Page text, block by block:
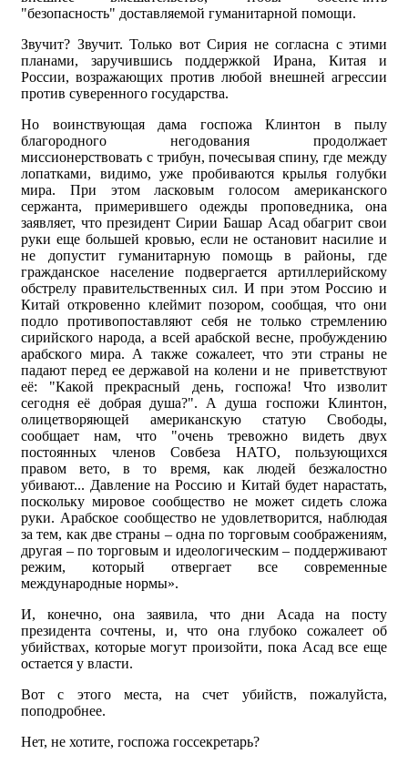
"безопасность" доставляемой гуманитарной помощи.
Звучит? Звучит. Только вот Сирия не согласна с этими
планами, заручившись поддержкой Ирана, Китая и
России, возражающих против любой внешней агрессии
против суверенного государства.
Но воинствующая дама госпожа Клинтон в пылу
благородного негодования продолжает
миссионерствовать с трибун, почесывая спину, где между
лопатками, видимо, уже пробиваются крылья голубки
мира. При этом ласковым голосом американского
сержанта, примерившего одежды проповедника, она
заявляет, что президент Сирии Башар Асад обагрит свои
руки еще большей кровью, если не остановит насилие и
не допустит гуманитарную помощь в районы, где
гражданское население подвергается артиллерийскому
обстрелу правительственных сил. И при этом Россию и
Китай откровенно клеймит позором, сообщая, что они
подло противопоставляют себя не только стремлению
сирийского народа, а всей арабской весне, пробуждению
арабского мира. А также сожалеет, что эти страны не
падают перед ее державой на колени и не приветствуют
её: "Какой прекрасный день, госпожа! Что изволит
сегодня её добрая душа?". А душа госпожи Клинтон,
олицетворяющей американскую статую Свободы,
сообщает нам, что "очень тревожно видеть двух
постоянных членов Совбеза НАТО, пользующихся
правом вето, в то время, как людей безжалостно
убивают... Давление на Россию и Китай будет нарастать,
поскольку мировое сообщество не может сидеть сложа
руки. Арабское сообщество не удовлетворится, наблюдая
за тем, как две страны – одна по торговым соображениям,
другая – по торговым и идеологическим – поддерживают
режим, который отвергает все современные
международные нормы».
И, конечно, она заявила, что дни Асада на посту
президента сочтены, и, что она глубоко сожалеет об
убийствах, которые могут произойти, пока Асад все еще
остается у власти.
Вот с этого места, на счет убийств, пожалуйста,
поподробнее.
Нет, не хотите, госпожа госсекретарь?